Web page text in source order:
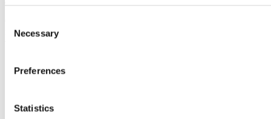
Selection
Necessary
Preferences
Statistics
modfälld. Carmy ger Marcus ovärderlig feedback och stöttar honom,